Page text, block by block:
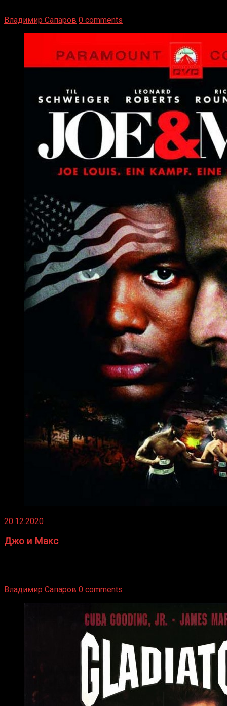
Владимир Сапаров 0 comments
20.12.2020
Джо и Макс
Владимир Сапаров 0 comments